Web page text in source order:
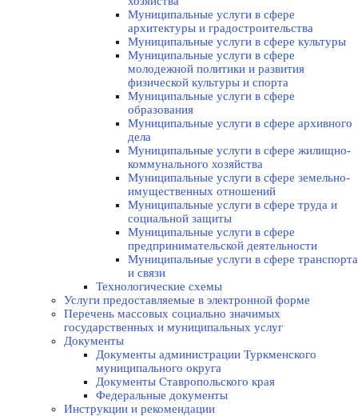
Муниципальные услуги в сфере
архитектуры и градостроительства
Муниципальные услуги в сфере культуры
Муниципальные услуги в сфере
молодежной политики и развития
физической культуры и спорта
Муниципальные услуги в сфере
образования
Муниципальные услуги в сфере архивного
дела
Муниципальные услуги в сфере жилищно-
коммунального хозяйства
Муниципальные услуги в сфере земельно-
имущественных отношений
Муниципальные услуги в сфере труда и
социальной защиты
Муниципальные услуги в сфере
предпринимательской деятельности
Муниципальные услуги в сфере транспорта
и связи
Технологические схемы
Услуги предоставляемые в электронной форме
Перечень массовых социально значимых
государственных и муниципальных услуг
Документы
Документы администрации Туркменского
муниципального округа
Документы Ставропольского края
Федеральные документы
Инструкции и рекомендации